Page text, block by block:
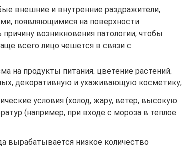
внешние и внутренние раздражители,
появляющимися на поверхности
возникновения патологии, чтобы
всего лицо чешется в связи с:
на продукты питания, цветение растений,
декоративную и ухаживающую косметику;
условия (холод, жару, ветер, высокую
(например, при входе с мороза в теплое
вырабатывается низкое количество